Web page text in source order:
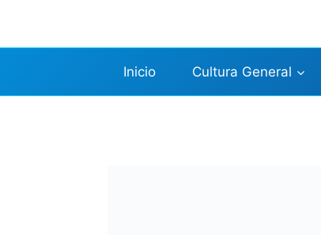
contenido
Inicio Cultura General